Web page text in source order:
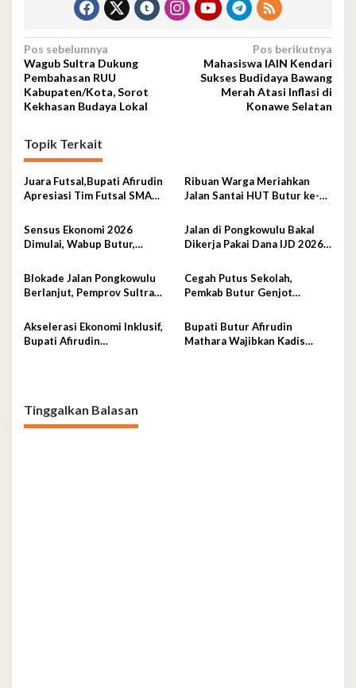
Navigasi
pos
Pos sebelumnya
Wagub Sultra Dukung
Pembahasan RUU
Kabupaten/Kota, Sorot
Kekhasan Budaya Lokal
Pos berikutnya
Mahasiswa IAIN Kendari
Sukses Budidaya Bawang
Merah Atasi Inflasi di
Konawe Selatan
Topik Terkait
Juara Futsal,Bupati Afirudin
Apresiasi Tim Futsal SMA
Ribuan Warga Meriahkan
Jalan Santai HUT Butur ke-
Motor
Sensus Ekonomi 2026
Dimulai, Wabup Butur,
Simbolis
Jalan di Pongkowulu Bakal
Dikerja Pakai Dana IJD 2026,
Blokade Jalan Pongkowulu
Berlanjut, Pemprov Sultra
Usulkan Penanganan
Permanen
Cegah Putus Sekolah,
Pemkab Butur Genjot
Akselerasi Ekonomi Inklusif,
Bupati Afirudin
Bupati Butur Afirudin
Mathara Wajibkan Kadis
Tinggalkan Balasan